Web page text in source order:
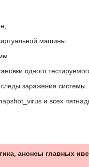
машины.
одного
заражения системы.
и всех
анонсы главных